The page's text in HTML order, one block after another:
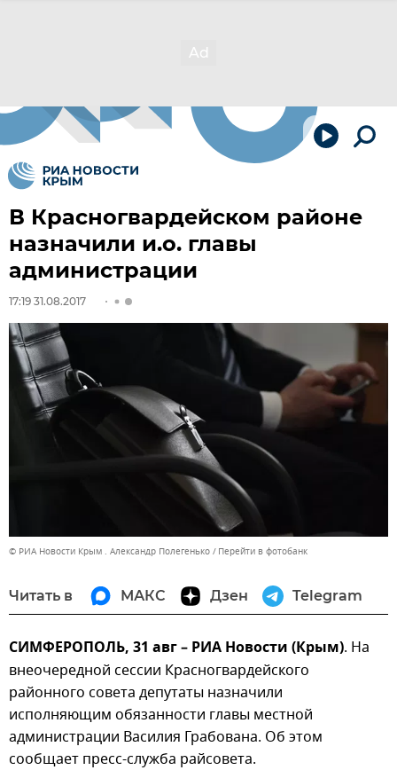
В Красногвардейском районе
назначили и.о. главы
администрации
17:19 31.08.2017
© РИА Новости Крым . Александр Полегенько Перейти в фотобанк
Читать в МАКС Дзен Telegram
СИМФЕРОПОЛЬ, 31 авг – РИА Новости (Крым). На
внеочередной сессии Красногвардейского
районного совета депутаты назначили
исполняющим обязанности главы местной
администрации Василия Грабована. Об этом
сообщает пресс-служба райсовета.